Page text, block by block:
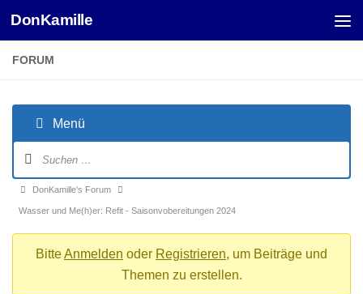
Unter dem Inhalt
DonKamille
FORUM
Menü
Forum-
Forum-
Breadcrumbs
DonKamille's Forum
Wasser und Me(h)er: Refit - Saisonvobereitungen 2024
BitteAnmelden oder Registrieren, um Beiträge und
Themen zu erstellen.